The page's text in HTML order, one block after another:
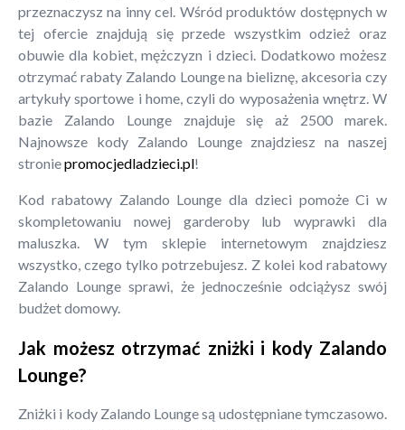
przeznaczysz na inny cel. Wśród produktów dostępnych w
tej ofercie znajdują się przede wszystkim odzież oraz
obuwie dla kobiet, mężczyzn i dzieci. Dodatkowo możesz
otrzymać rabaty Zalando Lounge na bieliznę, akcesoria czy
artykuły sportowe i home, czyli do wyposażenia wnętrz. W
bazie Zalando Lounge znajduje się aż 2500 marek.
Najnowsze kody Zalando Lounge znajdziesz na naszej
stroniepromocjedladzieci.pl!
Kod rabatowy Zalando Lounge dla dzieci pomoże Ci w
skompletowaniu nowej garderoby lub wyprawki dla
maluszka. W tym sklepie internetowym znajdziesz
wszystko, czego tylko potrzebujesz. Z kolei kod rabatowy
Zalando Lounge sprawi, że jednocześnie odciążysz swój
budżet domowy.
Jak możesz otrzymać zniżki i kody Zalando
Lounge?
Zniżki i kody Zalando Lounge są udostępniane tymczasowo.